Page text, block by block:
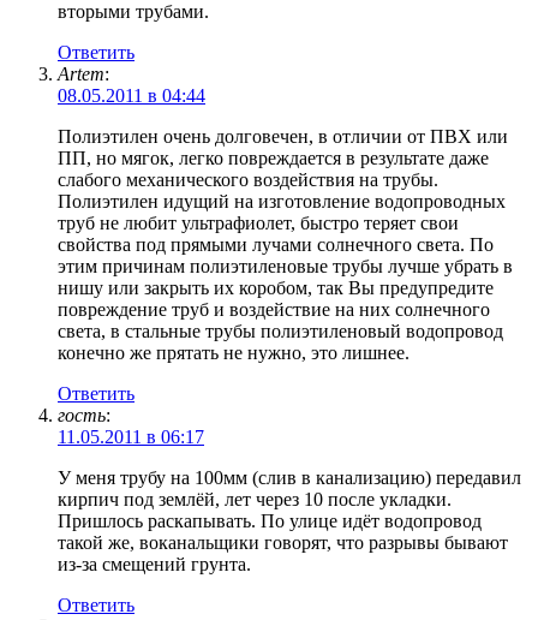
вторыми трубами.
Ответить
Artem:
08.05.2011 в 04:44
Полиэтилен очень долговечен, в отличии от ПВХ или
ПП, но мягок, легко повреждается в результате даже
слабого механического воздействия на трубы.
Полиэтилен идущий на изготовление водопроводных
труб не любит ультрафиолет, быстро теряет свои
свойства под прямыми лучами солнечного света. По
этим причинам полиэтиленовые трубы лучше убрать в
нишу или закрыть их коробом, так Вы предупредите
повреждение труб и воздействие на них солнечного
света, в стальные трубы полиэтиленовый водопровод
конечно же прятать не нужно, это лишнее.
Ответить
гость:
11.05.2011 в 06:17
У меня трубу на 100мм (слив в канализацию) передавил
кирпич под землёй, лет через 10 после укладки.
Пришлось раскапывать. По улице идёт водопровод
такой же, воканальщики говорят, что разрывы бывают
из-за смещений грунта.
Ответить